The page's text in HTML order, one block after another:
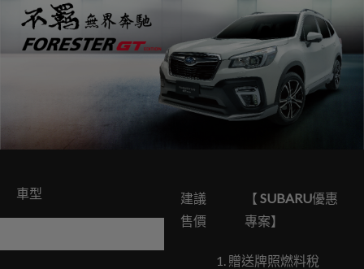
車型
建議
售價
【 SUBARU優惠
專案】
贈送牌照燃料稅